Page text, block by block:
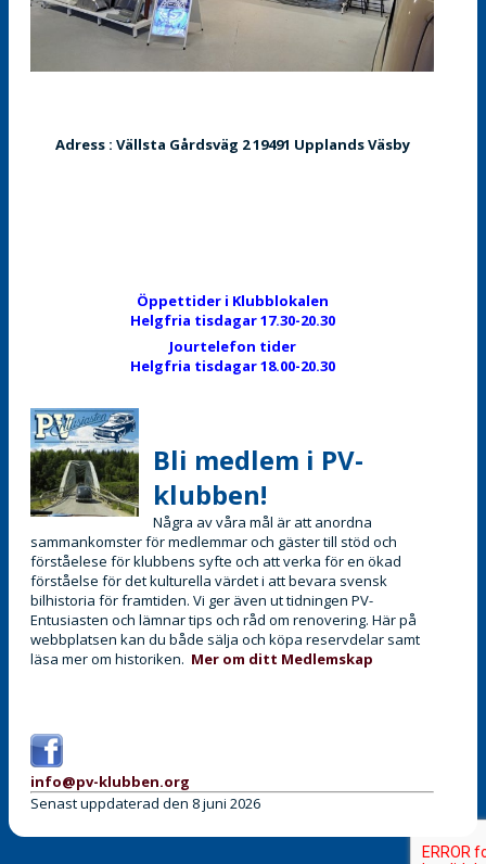
Adress : Vällsta Gårdsväg 2 19491 Upplands Väsby
Öppettider i Klubblokalen
Helgfria tisdagar 17.30-20.30
Jourtelefon tider
Helgfria tisdagar 18.00-20.30
Bli medlem i PV-
klubben!
Några av våra mål är att anordna
sammankomster för medlemmar och gäster till stöd och
förståelese för klubbens syfte och att verka för en ökad
förståelse för det kulturella värdet i att bevara svensk
bilhistoria för framtiden. Vi ger även ut tidningen PV-
Entusiasten och lämnar tips och råd om renovering. Här på
webbplatsen kan du både sälja och köpa reservdelar samt
läsa mer om historiken. Mer om ditt Medlemskap
info@pv-klubben.org
Senast uppdaterad den 8 juni 2026